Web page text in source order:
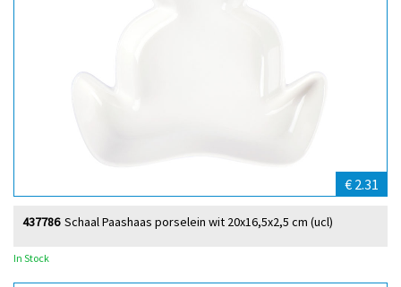
€ 2.31
Schaal Paashaas porselein wit 20x16,5x2,5 cm (ucl)
437786
In Stock